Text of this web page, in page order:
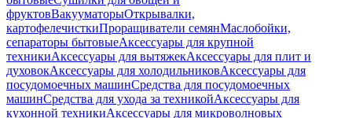
фруктовВакууматорыОткрывалки,
картофелечисткиПроращиватели семянМаслобойки,
сепараторы бытовыеАксессуары для крупной
техникиАксессуары для вытяжекАксессуары для плит и
духовокАксессуары для холодильниковАксессуары для
посудомоечных машинСредства для посудомоечных
машинСредства для ухода за техникойАксессуары для
кухонной техникиАксессуары для микроволновых